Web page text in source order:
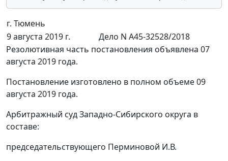
г. Тюмень
9 августа 2019 г.
Дело N А45-32528/2018
Резолютивная часть постановления объявлена 07
августа 2019 года.
Постановление изготовлено в полном объеме 09
августа 2019 года.
Арбитражный суд Западно-Сибирского округа в
составе:
председательствующего Перминовой И.В.